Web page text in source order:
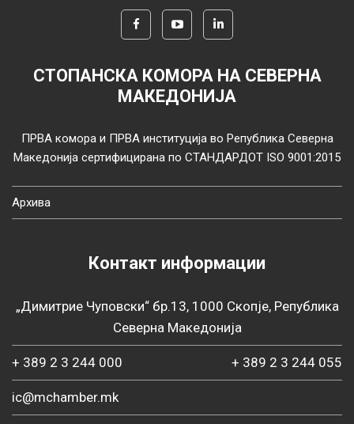
СТОПАНСКА КОМОРА НА СЕВЕРНА
МАКЕДОНИЈА
ПРВА комора и ПРВА институција во Република Северна
Македонија сертифицирана по СТАНДАРДОТ ISO 9001:2015
Архива
Контакт информации
„Димитрие Чуповски“ бр.13, 1000 Скопје, Република
Северна Македонија
+ 389 2 3 244 000 + 389 2 3 244 055
ic@mchamber.mk